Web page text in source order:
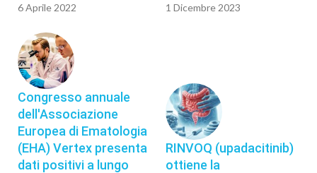
6 Aprile 2022 1 Dicembre 2023
Congresso annuale
dell'Associazione
Europea di Ematologia
(EHA) Vertex presenta
dati positivi a lungo
RINVOQ (upadacitinib)
ottiene la